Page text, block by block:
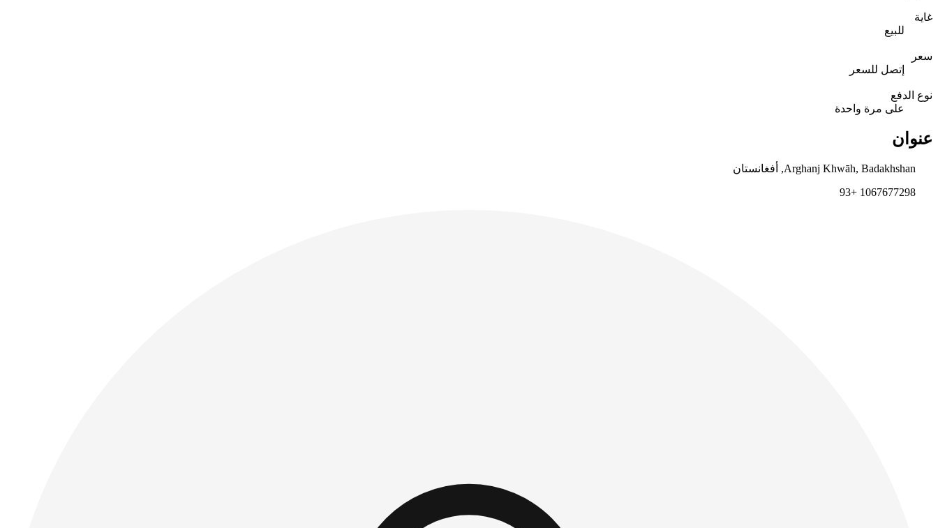
غاية
للبيع
سعر
إتصل للسعر
نوع الدفع
على مرة واحدة
عنوان
1067677298 +93